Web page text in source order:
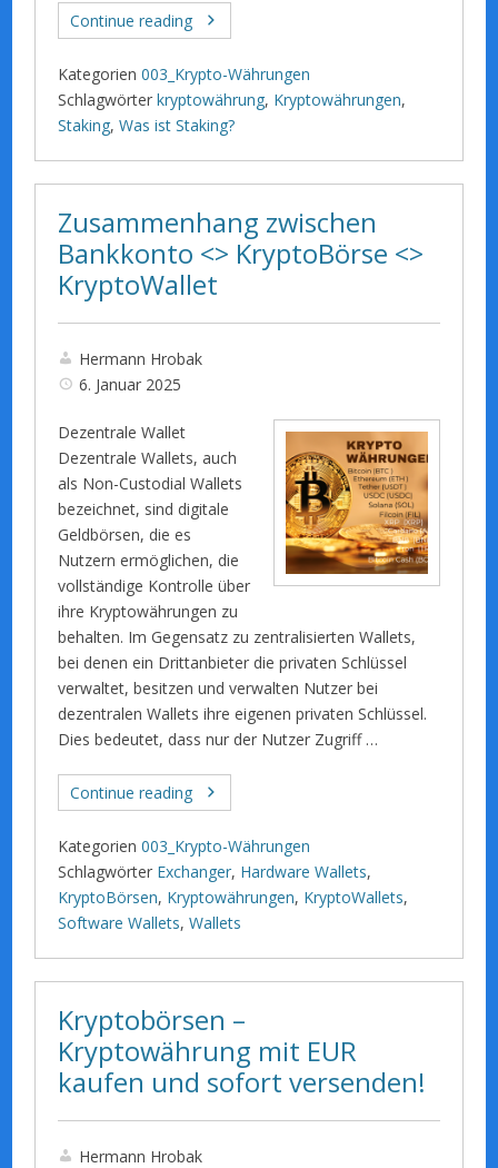
Continue reading
Kategorien 003_Krypto-Währungen
Schlagwörter kryptowährung, Kryptowährungen,
Staking,Was ist Staking?
Zusammenhang zwischen
Bankkonto <> KryptoBörse <>
KryptoWallet
Hermann Hrobak
6. Januar 2025
Dezentrale Wallet
Dezentrale Wallets, auch
als Non-Custodial Wallets
bezeichnet, sind digitale
Geldbörsen, die es
Nutzern ermöglichen, die
vollständige Kontrolle über
ihre Kryptowährungen zu
behalten. Im Gegensatz zu zentralisierten Wallets,
bei denen ein Drittanbieter die privaten Schlüssel
verwaltet, besitzen und verwalten Nutzer bei
dezentralen Wallets ihre eigenen privaten Schlüssel.
Dies bedeutet, dass nur der Nutzer Zugriff …
Continue reading
Kategorien 003_Krypto-Währungen
Schlagwörter Exchanger, Hardware Wallets,
KryptoBörsen, Kryptowährungen, KryptoWallets,
Software Wallets,Wallets
Kryptobörsen –
Kryptowährung mit EUR
kaufen und sofort versenden!
Hermann Hrobak